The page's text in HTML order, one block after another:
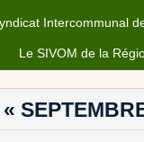
Intercommunal
Le SIVOM de la